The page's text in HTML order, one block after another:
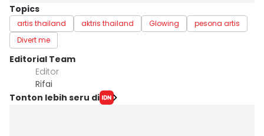
Topics
artis thailand aktris thailand Glowing
pesona artis
Divert me
Editorial Team
Editor
Rifai
Tonton lebih seru di